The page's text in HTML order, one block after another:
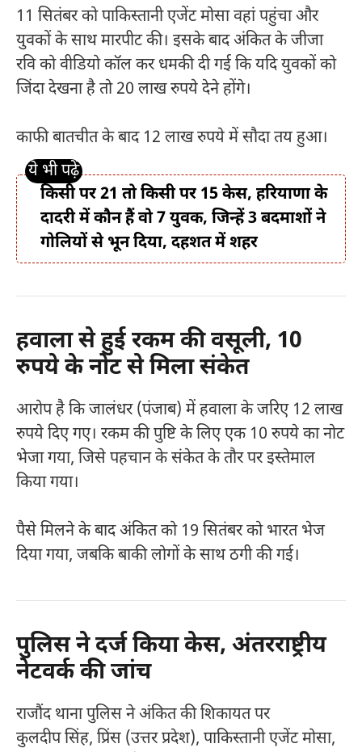
11 सितंबर को पाकिस्तानी एजेंट मोसा वहां पहुंचा और
युवकों के साथ मारपीट की। इसके बाद अंकित के जीजा
रवि को वीडियो कॉल कर धमकी दी गई कि यदि युवकों को
जिंदा देखना है तो 20 लाख रुपये देने होंगे।
काफी बातचीत के बाद 12 लाख रुपये में सौदा तय हुआ।
किसी पर 21 तो किसी पर 15 केस, हरियाणा के
दादरी में कौन हैं वो 7 युवक, जिन्हें 3 बदमाशों ने
गोलियों से भून दिया, दहशत में शहर
हवाला से हुई रकम की वसूली, 10
रुपये के नोट से मिला संकेत
आरोप है कि जालंधर (पंजाब) में हवाला के जरिए 12 लाख
रुपये दिए गए। रकम की पुष्टि के लिए एक 10 रुपये का नोट
भेजा गया, जिसे पहचान के संकेत के तौर पर इस्तेमाल
किया गया।
पैसे मिलने के बाद अंकित को 19 सितंबर को भारत भेज
दिया गया, जबकि बाकी लोगों के साथ ठगी की गई।
पुलिस ने दर्ज किया केस, अंतरराष्ट्रीय
नेटवर्क की जांच
राजौंद थाना पुलिस ने अंकित की शिकायत पर
कुलदीप सिंह, प्रिंस (उत्तर प्रदेश), पाकिस्तानी एजेंट मोसा,